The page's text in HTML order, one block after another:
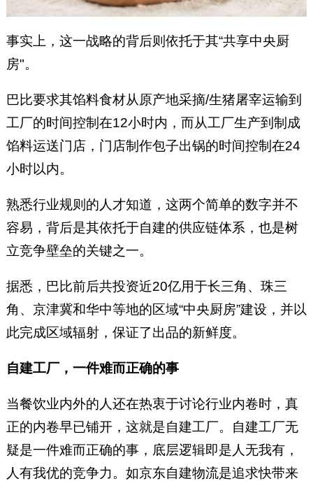
事实上，这一战略的背后则依托于其“共享中央厨
房"。
巴比要求其馅料食材从原产地采摘/生猪屠宰运输到
工厂的时间控制在12小时内，而从工厂生产到制成
馅料运送门店，门店制作包子出锅的时间控制在24
小时以内。
熟悉行业规则的人才知道，这两个简单的数字并不
容易，背后是其依托于自建的供应链体系，也是树
立竞争壁垒的关键之一。
据悉，巴比前后共投资近20亿用于长三角、珠三
角、京津冀和华中等地的区域“中央厨房”建设，并以
此完成区域辐射，保证了出品的新鲜度。
自建工厂，一件难而正确的事
当餐饮业内外的人还在热衷于讨论行业内卷时，真
正的内卷早已铺开，这就是自建工厂。自建工厂无
疑是一件难而正确的事，底层逻辑即是人无我有，
人有我优的竞争力。如京东自建物流是追求快带来